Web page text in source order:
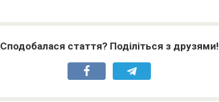
Сподобалася стаття? Поділіться з друзями!